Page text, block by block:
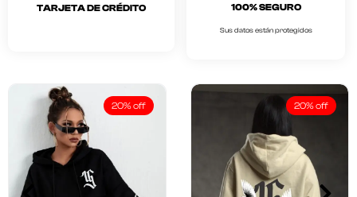
TARJETA DE CRÉDITO 100% SEGURO
Sus datos están protegidos
20% off 20% off